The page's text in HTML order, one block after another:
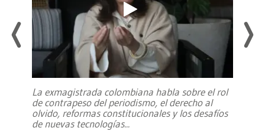
La exmagistrada colombiana habla sobre el rol
de contrapeso del periodismo, el derecho al
olvido, reformas constitucionales y los desafíos
de nuevas tecnologías...